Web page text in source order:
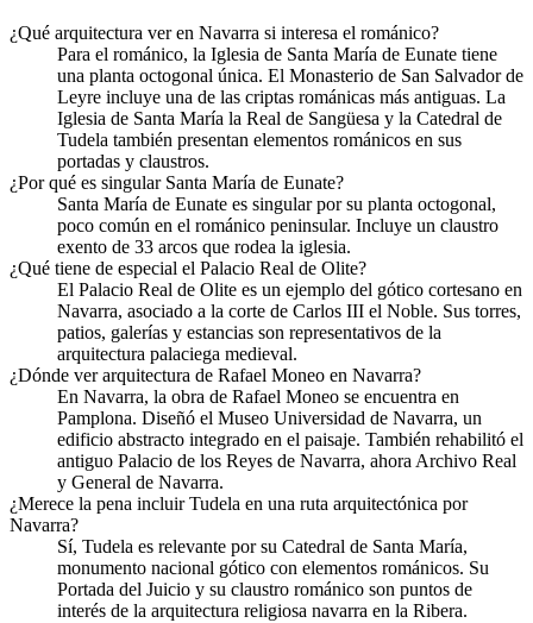
¿Qué arquitectura ver en Navarra si interesa el románico?
Para el románico, la Iglesia de Santa María de Eunate tiene
una planta octogonal única. El Monasterio de San Salvador de
Leyre incluye una de las criptas románicas más antiguas. La
Iglesia de Santa María la Real de Sangüesa y la Catedral de
Tudela también presentan elementos románicos en sus
portadas y claustros.
¿Por qué es singular Santa María de Eunate?
Santa María de Eunate es singular por su planta octogonal,
poco común en el románico peninsular. Incluye un claustro
exento de 33 arcos que rodea la iglesia.
¿Qué tiene de especial el Palacio Real de Olite?
El Palacio Real de Olite es un ejemplo del gótico cortesano en
Navarra, asociado a la corte de Carlos III el Noble. Sus torres,
patios, galerías y estancias son representativos de la
arquitectura palaciega medieval.
¿Dónde ver arquitectura de Rafael Moneo en Navarra?
En Navarra, la obra de Rafael Moneo se encuentra en
Pamplona. Diseñó el Museo Universidad de Navarra, un
edificio abstracto integrado en el paisaje. También rehabilitó el
antiguo Palacio de los Reyes de Navarra, ahora Archivo Real
y General de Navarra.
¿Merece la pena incluir Tudela en una ruta arquitectónica por
Navarra?
Sí, Tudela es relevante por su Catedral de Santa María,
monumento nacional gótico con elementos románicos. Su
Portada del Juicio y su claustro románico son puntos de
interés de la arquitectura religiosa navarra en la Ribera.